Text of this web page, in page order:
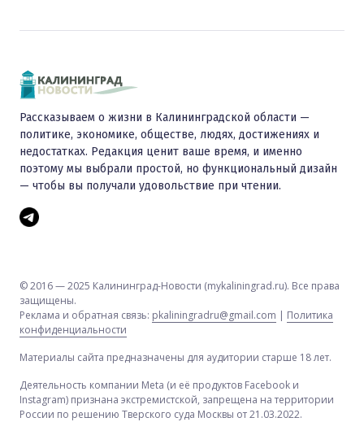
Рассказываем о жизни в Калининградской области —
политике, экономике, обществе, людях, достижениях и
недостатках. Редакция ценит ваше время, и именно
поэтому мы выбрали простой, но функциональный дизайн
— чтобы вы получали удовольствие при чтении.
© 2016 — 2025 Калининград-Новости (mykaliningrad.ru). Все права
защищены.
Реклама и обратная связь: pkaliningradru@gmail.com | Политика
конфиденциальности
Материалы сайта предназначены для аудитории старше 18 лет.
Деятельность компании Meta (и её продуктов Facebook и
Instagram) признана экстремистской, запрещена на территории
России по решению Тверского суда Москвы от 21.03.2022.